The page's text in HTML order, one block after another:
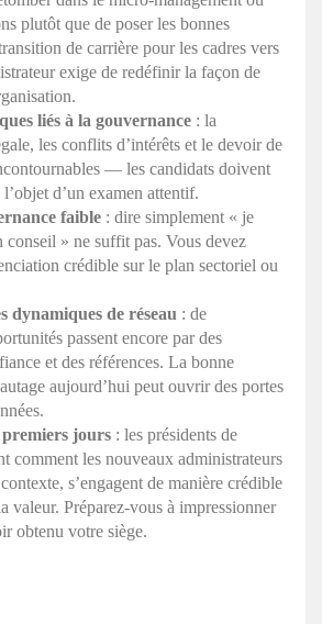
plutôt que de poser les bonnes
de carrière pour les cadres vers
exige de redéfinir la façon de
liés à la gouvernance : la
les conflits d’intérêts et le devoir de
— les candidats doivent
d’un examen attentif.
faible : dire simplement « je
conseil » ne suffit pas. Vous devez
crédible sur le plan sectoriel ou
dynamiques de réseau : de
passent encore par des
et des références. La bonne
aujourd’hui peut ouvrir des portes
premiers jours : les présidents de
comment les nouveaux administrateurs
s’engagent de manière crédible
valeur. Préparez-vous à impressionner
obtenu votre siège.